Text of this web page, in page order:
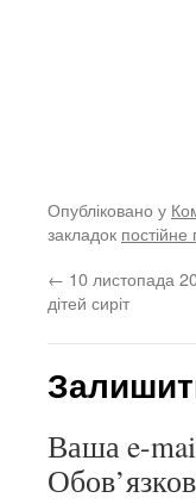
Опубліковано у
закладок
← 10 листопада
дітей сиріт
Ваша e-